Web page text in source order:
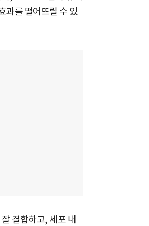
과를 떨어뜨릴 수 있
결합하고, 세포 내